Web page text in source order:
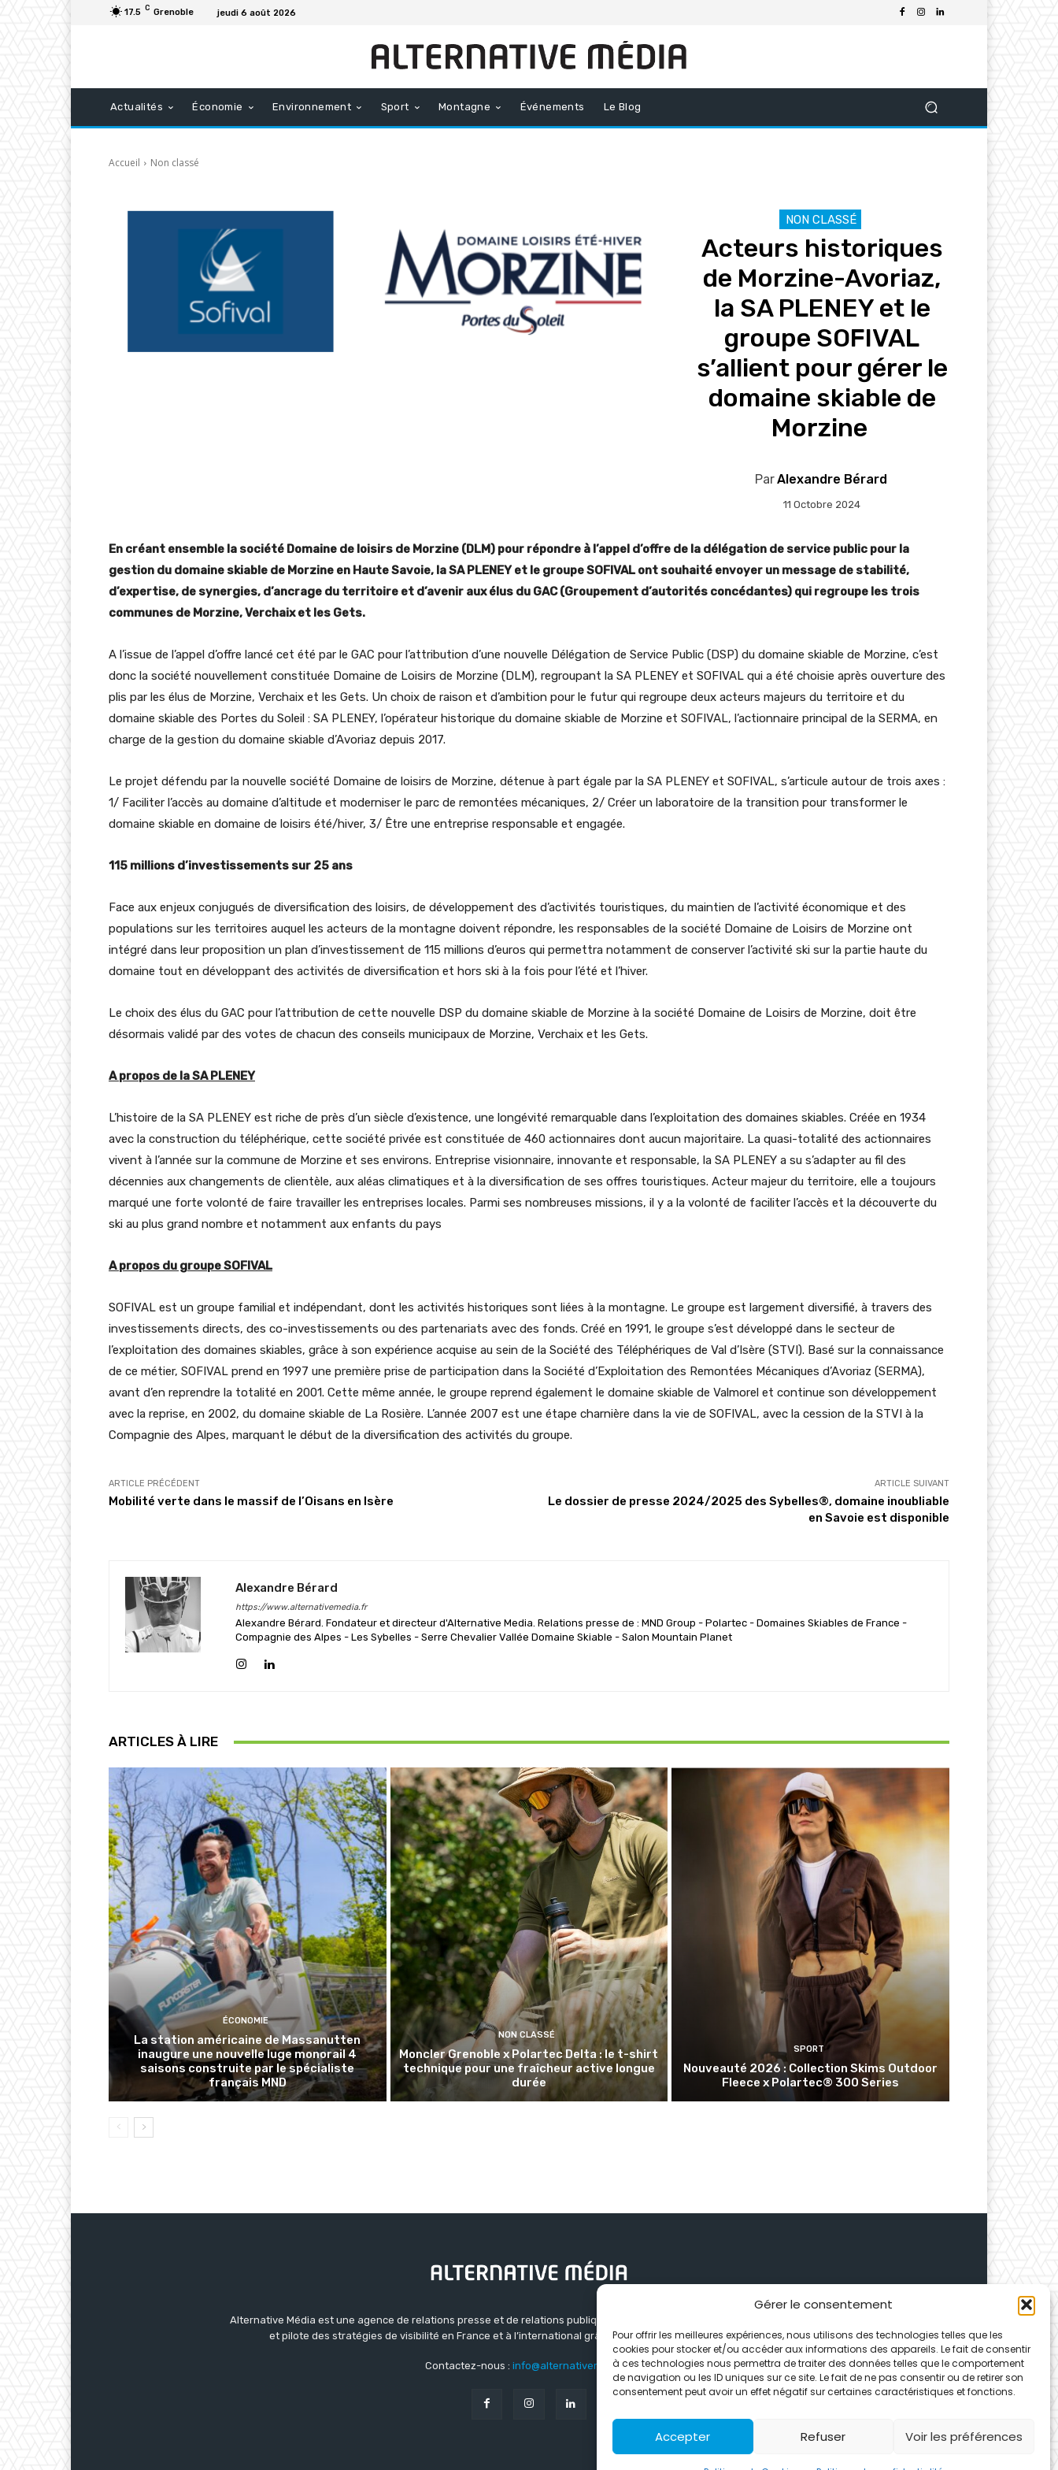
Gérer le consentement
Pour offrir les meilleures expériences, nous utilisons des technologies telles que les
cookies pour stocker et/ou accéder aux informations des appareils. Le fait de consentir
à ces technologies nous permettra de traiter des données telles que le comportement
de navigation ou les ID uniques sur ce site. Le fait de ne pas consentir ou de retirer son
consentement peut avoir un effet négatif sur certaines caractéristiques et fonctions.
Accepter Refuser Voir les préférences
17.5 C Grenoble jeudi 6 août 2026
Actualités Économie Environnement Sport Montagne Événements Le Blog
Accueil Non classé
NON CLASSÉ
Acteurs historiques
de Morzine-Avoriaz,
la SA PLENEY et le
groupe SOFIVAL
s’allient pour gérer le
domaine skiable de
Morzine
ParAlexandre Bérard
11 Octobre 2024
En créant ensemble la société Domaine de loisirs de Morzine (DLM) pour répondre à l’appel d’offre de la délégation de service public pour la
gestion du domaine skiable de Morzine en Haute Savoie, la SA PLENEY et le groupe SOFIVAL ont souhaité envoyer un message de stabilité,
d’expertise, de synergies, d’ancrage du territoire et d’avenir aux élus du GAC (Groupement d’autorités concédantes) qui regroupe les trois
communes de Morzine, Verchaix et les Gets.
A l’issue de l’appel d’offre lancé cet été par le GAC pour l’attribution d’une nouvelle Délégation de Service Public (DSP) du domaine skiable de Morzine, c’est
donc la société nouvellement constituée Domaine de Loisirs de Morzine (DLM), regroupant la SA PLENEY et SOFIVAL qui a été choisie après ouverture des
plis par les élus de Morzine, Verchaix et les Gets. Un choix de raison et d’ambition pour le futur qui regroupe deux acteurs majeurs du territoire et du
domaine skiable des Portes du Soleil : SA PLENEY, l’opérateur historique du domaine skiable de Morzine et SOFIVAL, l’actionnaire principal de la SERMA, en
charge de la gestion du domaine skiable d’Avoriaz depuis 2017.
Le projet défendu par la nouvelle société Domaine de loisirs de Morzine, détenue à part égale par la SA PLENEY et SOFIVAL, s’articule autour de trois axes :
1/ Faciliter l’accès au domaine d’altitude et moderniser le parc de remontées mécaniques, 2/ Créer un laboratoire de la transition pour transformer le
domaine skiable en domaine de loisirs été/hiver, 3/ Être une entreprise responsable et engagée.
115 millions d’investissements sur 25 ans
Face aux enjeux conjugués de diversification des loisirs, de développement des d’activités touristiques, du maintien de l’activité économique et des
populations sur les territoires auquel les acteurs de la montagne doivent répondre, les responsables de la société Domaine de Loisirs de Morzine ont
intégré dans leur proposition un plan d’investissement de 115 millions d’euros qui permettra notamment de conserver l’activité ski sur la partie haute du
domaine tout en développant des activités de diversification et hors ski à la fois pour l’été et l’hiver.
Le choix des élus du GAC pour l’attribution de cette nouvelle DSP du domaine skiable de Morzine à la société Domaine de Loisirs de Morzine, doit être
désormais validé par des votes de chacun des conseils municipaux de Morzine, Verchaix et les Gets.
A propos de la SA PLENEY
L’histoire de la SA PLENEY est riche de près d’un siècle d’existence, une longévité remarquable dans l’exploitation des domaines skiables. Créée en 1934
avec la construction du téléphérique, cette société privée est constituée de 460 actionnaires dont aucun majoritaire. La quasi-totalité des actionnaires
vivent à l’année sur la commune de Morzine et ses environs. Entreprise visionnaire, innovante et responsable, la SA PLENEY a su s’adapter au fil des
décennies aux changements de clientèle, aux aléas climatiques et à la diversification de ses offres touristiques. Acteur majeur du territoire, elle a toujours
marqué une forte volonté de faire travailler les entreprises locales. Parmi ses nombreuses missions, il y a la volonté de faciliter l’accès et la découverte du
ski au plus grand nombre et notamment aux enfants du pays
A propos du groupe SOFIVAL
SOFIVAL est un groupe familial et indépendant, dont les activités historiques sont liées à la montagne. Le groupe est largement diversifié, à travers des
investissements directs, des co-investissements ou des partenariats avec des fonds. Créé en 1991, le groupe s’est développé dans le secteur de
l’exploitation des domaines skiables, grâce à son expérience acquise au sein de la Société des Téléphériques de Val d’Isère (STVI). Basé sur la connaissance
de ce métier, SOFIVAL prend en 1997 une première prise de participation dans la Société d’Exploitation des Remontées Mécaniques d’Avoriaz (SERMA),
avant d’en reprendre la totalité en 2001. Cette même année, le groupe reprend également le domaine skiable de Valmorel et continue son développement
avec la reprise, en 2002, du domaine skiable de La Rosière. L’année 2007 est une étape charnière dans la vie de SOFIVAL, avec la cession de la STVI à la
Compagnie des Alpes, marquant le début de la diversification des activités du groupe.
ARTICLE PRÉCÉDENT
Mobilité verte dans le massif de l’Oisans en Isère
ARTICLE SUIVANT
Le dossier de presse 2024/2025 des Sybelles®, domaine inoubliable
en Savoie est disponible
Alexandre Bérard
https://www.alternativemedia.fr
Alexandre Bérard. Fondateur et directeur d'Alternative Media. Relations presse de : MND Group - Polartec - Domaines Skiables de France -
Compagnie des Alpes - Les Sybelles - Serre Chevalier Vallée Domaine Skiable - Salon Mountain Planet
ARTICLES À LIRE
ÉCONOMIE
La station américaine de Massanutten
inaugure une nouvelle luge monorail 4
saisons construite par le spécialiste
français MND
NON CLASSÉ
Moncler Grenoble x Polartec Delta : le t-shirt
technique pour une fraîcheur active longue
durée
SPORT
Nouveauté 2026 : Collection Skims Outdoor
Fleece x Polartec® 300 Series
Alternative Média est une agence de relations presse et de relations publiques basée à Grenoble. Depuis 1995, elle conçoit
et pilote des stratégies de visibilité en France et à l’international grâce à un réseau d’agences partenaires.
Contactez-nous : info@alternativemedia.fr